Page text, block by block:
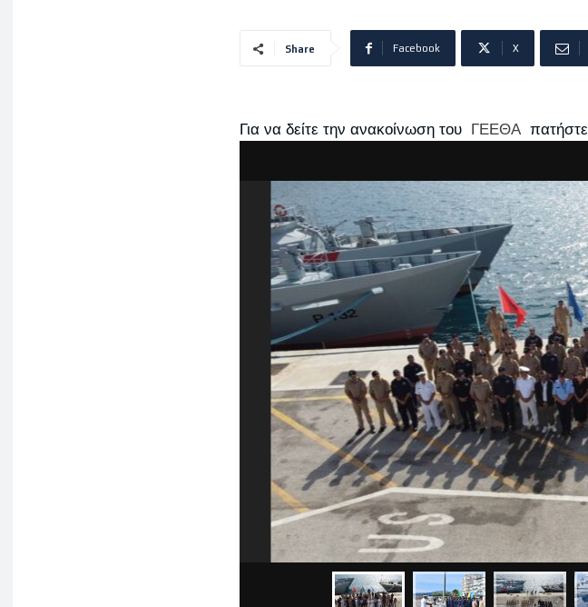
Share Facebook X
Για να δείτε την ανακοίνωση του ΓΕΕΘΑπατήστε